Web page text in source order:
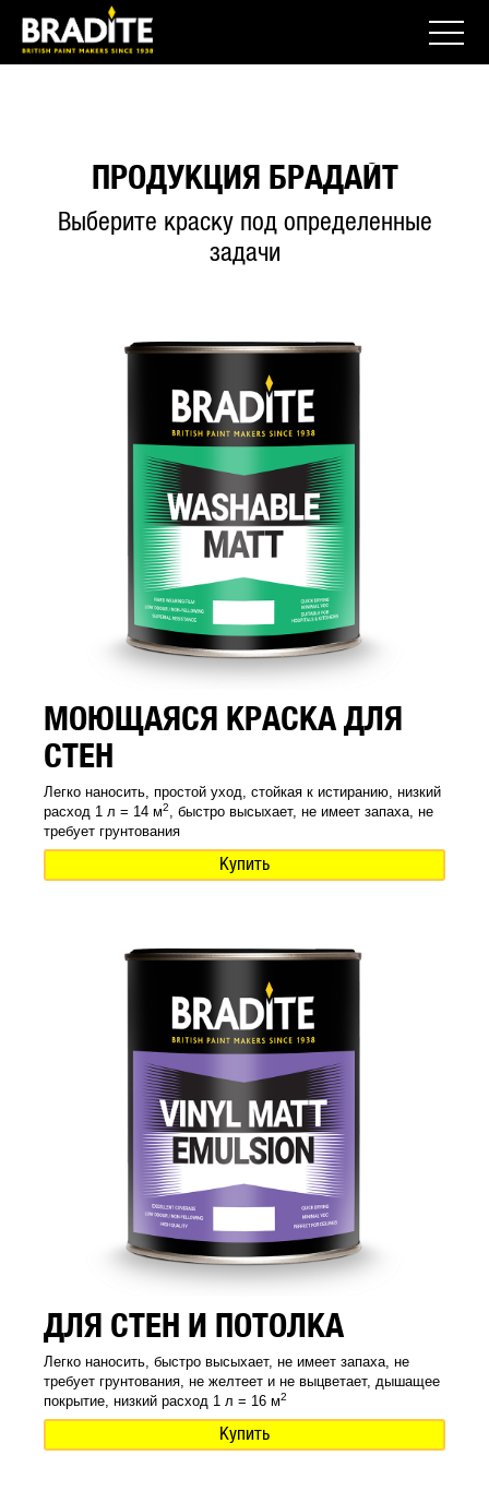
ПРОДУКЦИЯ БРАДАЙТ
Выберите краску под определенные
задачи
МОЮЩАЯСЯ КРАСКА ДЛЯ
СТЕН
Легко наносить, простой уход, стойкая к истиранию, низкий
расход 1 л = 14 м2
, быстро высыхает, не имеет запаха, не
требует грунтования
Купить
ДЛЯ СТЕН И ПОТОЛКА
Легко наносить, быстро высыхает, не имеет запаха, не
требует грунтования, не желтеет и не выцветает, дышащее
покрытие, низкий расход 1 л = 16 м2
Купить